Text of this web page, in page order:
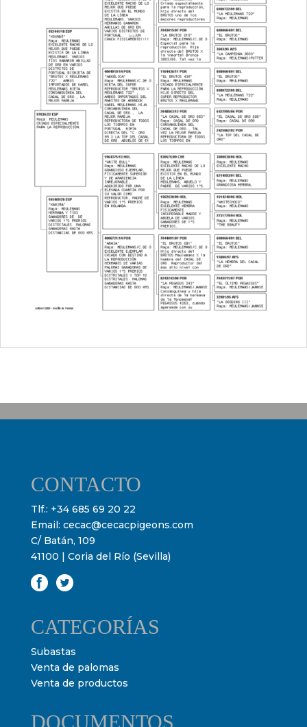
CONTACTO
Tlf.: +34 685 69 20 22
Email: cecac@cecacpigeons.com
C/ Batán, 109
41100 | Coria del Río (Sevilla)
CATEGORÍAS
Subastas
Venta de palomas
Venta de productos
DOCUMENTOS